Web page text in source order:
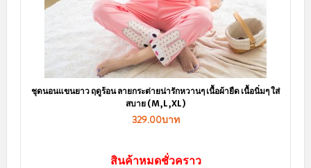
ชุดนอนแขนยาว ฤดูร้อน ลายกระต่ายน่ารักหวานๆ เนื้อผ้ายืด เนื้อนิ่มๆ ใส่
สบาย (M,L,XL)
329.00บาท
สินค้าหมดชั่วคราว